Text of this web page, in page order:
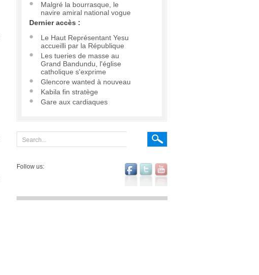
Malgré la bourrasque, le
navire amiral national vogue
Dernier accès :
Le Haut Représentant Yesu
accueilli par la République
Les tueries de masse au
Grand Bandundu, l'église
catholique s'exprime
Glencore wanted à nouveau
Kabila fin stratège
Gare aux cardiaques
Follow us: